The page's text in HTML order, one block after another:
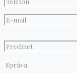
leave
field